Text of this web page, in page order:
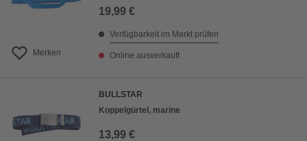
Merken
19,99 €
Verfügbarkeit im Markt prüfen
Online ausverkauft
BULLSTAR
Koppelgürtel, marine
13,99 €